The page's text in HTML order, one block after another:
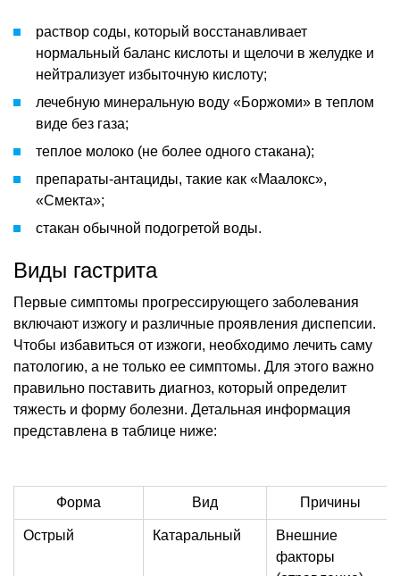
раствор соды, который восстанавливает
нормальный баланс кислоты и щелочи в желудке и
нейтрализует избыточную кислоту;
лечебную минеральную воду «Боржоми» в теплом
виде без газа;
теплое молоко (не более одного стакана);
препараты-антациды, такие как «Маалокс»,
«Смекта»;
стакан обычной подогретой воды.
Виды гастрита
Первые симптомы прогрессирующего заболевания
включают изжогу и различные проявления диспепсии.
Чтобы избавиться от изжоги, необходимо лечить саму
патологию, а не только ее симптомы. Для этого важно
правильно поставить диагноз, который определит
тяжесть и форму болезни. Детальная информация
представлена в таблице ниже:
Форма Вид Причины
Острый Катаральный
Внешние
факторы